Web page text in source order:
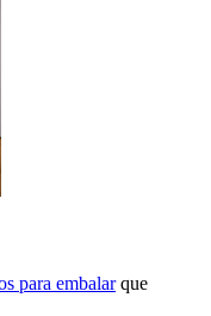
para embalarque